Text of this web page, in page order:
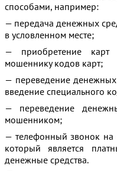
способами, например:
— передача денежных
в условленном месте;
— приобретение карт
мошеннику кодов карт;
— переведение денежных
введение специального
— переведение
мошенником;
— телефонный звонок
который является
денежные средства.